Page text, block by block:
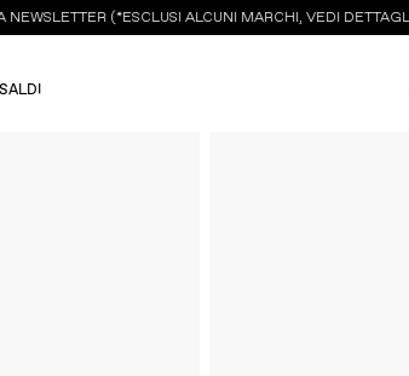
(*ESCLUSI ALCUNI MARCHI, VEDI DETTAGLI)
SALDI